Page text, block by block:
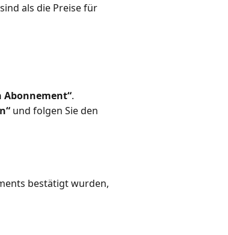
als die Preise für
Abonnement“.
und folgen Sie den
bestätigt wurden,